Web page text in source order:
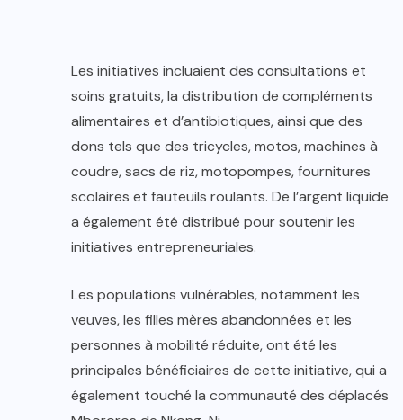
Les initiatives incluaient des consultations et
soins gratuits, la distribution de compléments
alimentaires et d’antibiotiques, ainsi que des
dons tels que des tricycles, motos, machines à
coudre, sacs de riz, motopompes, fournitures
scolaires et fauteuils roulants. De l’argent liquide
a également été distribué pour soutenir les
initiatives entrepreneuriales.
Les populations vulnérables, notamment les
veuves, les filles mères abandonnées et les
personnes à mobilité réduite, ont été les
principales bénéficiaires de cette initiative, qui a
également touché la communauté des déplacés